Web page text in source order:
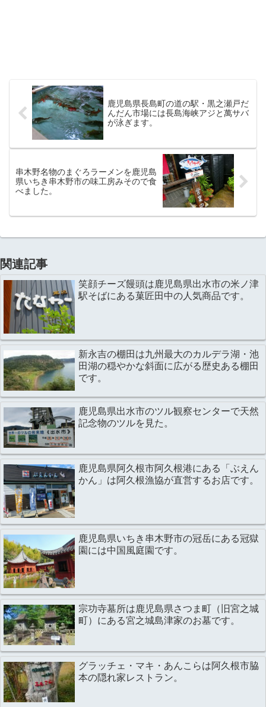
鹿児島県長島町の道の駅・黒之瀬戸だ
んだん市場には長島海峡アジと萬サバ
が泳ぎます。
串木野名物のまぐろラーメンを鹿児島
県いちき串木野市の味工房みそので食
べました。
関連記事
笑顔チーズ饅頭は鹿児島県出水市の米ノ津
駅そばにある菓匠田中の人気商品です。
新永吉の棚田は九州最大のカルデラ湖・池
田湖の穏やかな斜面に広がる歴史ある棚田
です。
鹿児島県出水市のツル観察センターで天然
記念物のツルを見た。
鹿児島県阿久根市阿久根港にある「ぶえん
かん」は阿久根漁協が直営するお店です。
鹿児島県いちき串木野市の冠岳にある冠獄
園には中国風庭園です。
宗功寺墓所は鹿児島県さつま町（旧宮之城
町）にある宮之城島津家のお墓です。
グラッチェ・マキ・あんこらは阿久根市脇
本の隠れ家レストラン。